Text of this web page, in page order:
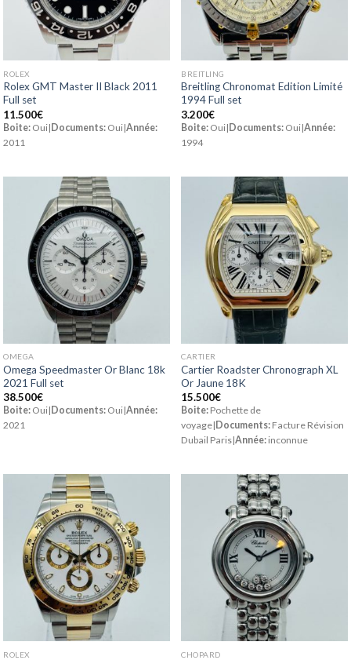
ROLEX
Rolex GMT Master II Black 2011
Full set
11.500€
Boite: Oui| Documents: Oui|Année:
2011
BREITLING
Breitling Chronomat Edition Limité
1994 Full set
3.200€
Boite: Oui| Documents: Oui|Année:
1994
OMEGA
Omega Speedmaster Or Blanc 18k
2021 Full set
38.500€
Boite: Oui| Documents: Oui|Année:
2021
CARTIER
Cartier Roadster Chronograph XL
Or Jaune 18K
15.500€
Boite: Pochette de
voyage| Documents: Facture Révision
Dubail Paris|Année: inconnue
ROLEX CHOPARD